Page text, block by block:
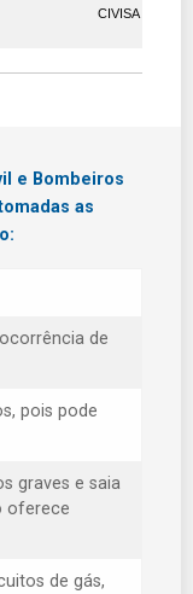
CIVISA
e Bombeiros
as
de
pois pode
graves e saia
oferece
de gás,